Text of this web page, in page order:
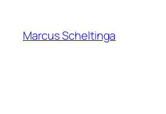
springen
Marcus Scheltinga